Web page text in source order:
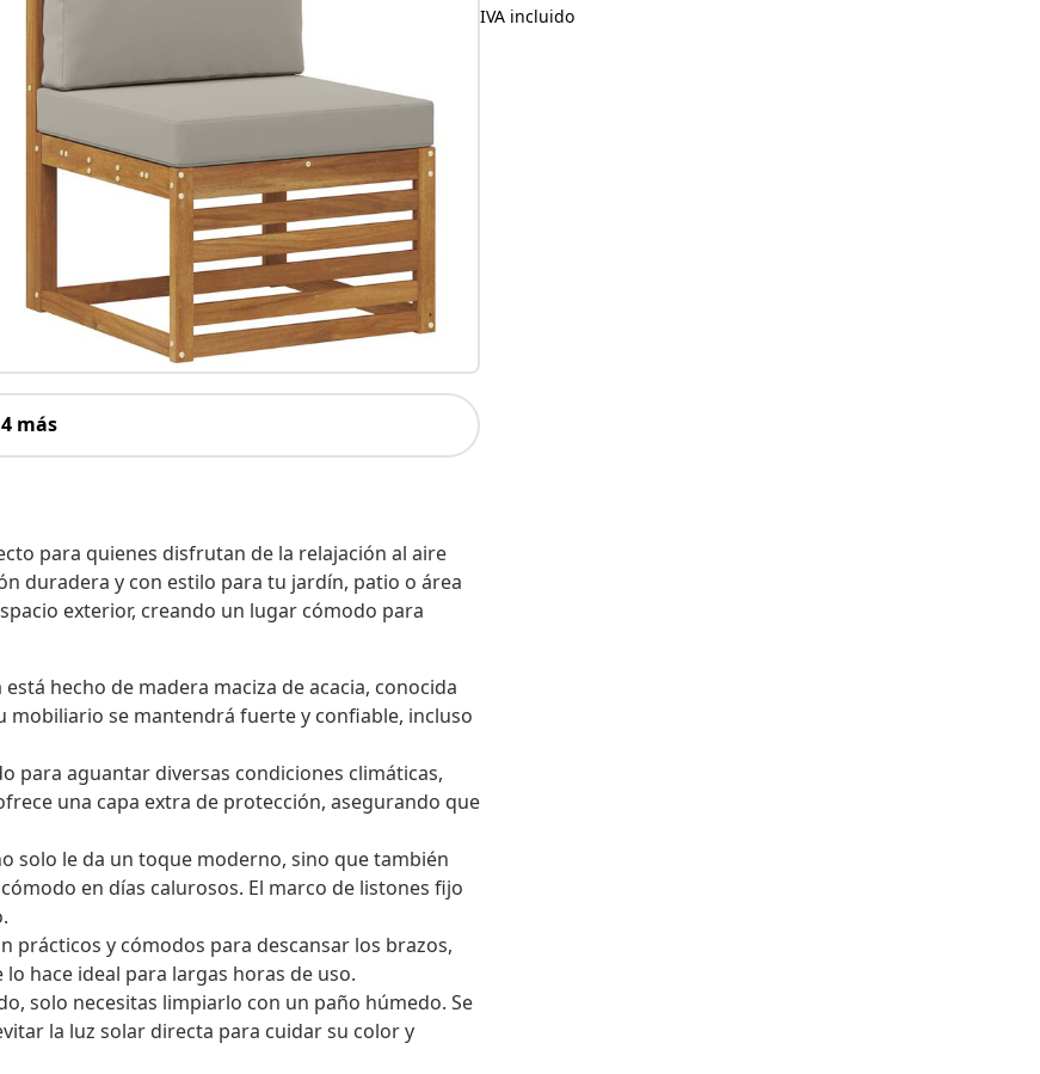
más
para quienes disfrutan de la relajación al aire
duradera y con estilo para tu jardín, patio o área
exterior, creando un lugar cómodo para
está hecho de madera maciza de acacia, conocida
mobiliario se mantendrá fuerte y confiable, incluso
para aguantar diversas condiciones climáticas,
una capa extra de protección, asegurando que
solo le da un toque moderno, sino que también
en días calurosos. El marco de listones fijo
prácticos y cómodos para descansar los brazos,
hace ideal para largas horas de uso.
solo necesitas limpiarlo con un paño húmedo. Se
la luz solar directa para cuidar su color y
IVA incluido